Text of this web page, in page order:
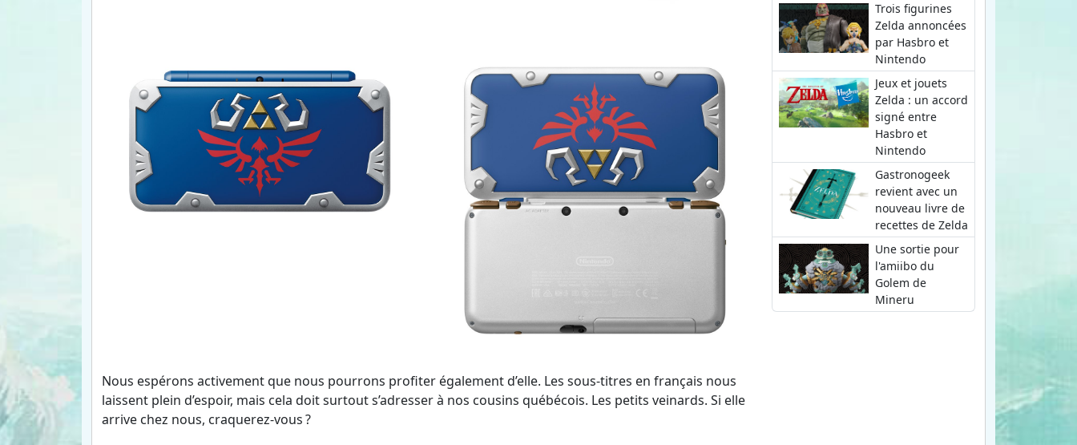
Nous espérons activement que nous pourrons profiter également d’elle. Les sous-titres en français nous
laissent plein d’espoir, mais cela doit surtout s’adresser à nos cousins québécois. Les petits veinards. Si elle
arrive chez nous, craquerez-vous ?
Trois figurines
Zelda annoncées
par Hasbro et
Nintendo
Jeux et jouets
Zelda : un accord
signé entre
Hasbro et
Nintendo
Gastronogeek
revient avec un
nouveau livre de
recettes de Zelda
Une sortie pour
l'amiibo du
Golem de
Mineru